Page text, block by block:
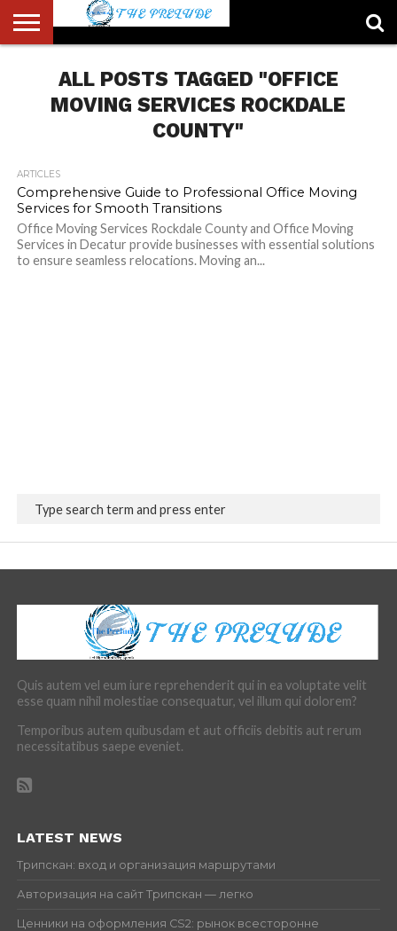
ACCOUNT
AUTHORS
FULL-
WIDTH
PAGE
HOME
LATEST
NEWS
LOGIN
LOGOUT
MEMBERS
PASSWORD
RESET
REGISTER
SAMPLE
PAGE
TYPOGRAPHY
USERALL POSTS TAGGED "OFFICE
MOVING SERVICES ROCKDALE
COUNTY"
ARTICLES
Comprehensive Guide to Professional Office Moving
Services for Smooth Transitions
Office Moving Services Rockdale County and Office Moving
Services in Decatur provide businesses with essential solutions
to ensure seamless relocations. Moving an...
Quis autem vel eum iure reprehenderit qui in ea voluptate velit
esse quam nihil molestiae consequatur, vel illum qui dolorem?
Temporibus autem quibusdam et aut officiis debitis aut rerum
necessitatibus saepe eveniet.
LATEST NEWS
Трипскан: вход и организация маршрутами
Авторизация на сайт Трипскан — легко
Ценники на оформления CS2: рынок всесторонне